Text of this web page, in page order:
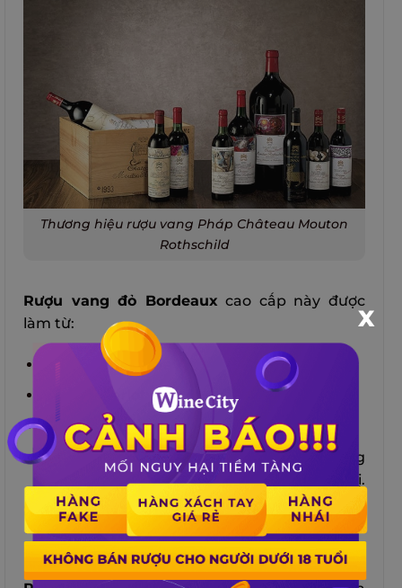
Thương hiệu rượu vang Pháp Château Mouton
Rothschild
Rượu vang đỏ Bordeaux cao cấp này được
làm từ:
80 – 90% Cabernet Sauvignon;
8 – 20% Merlot;
0 – 3% Cabernet Franc và Petit Verdot;
Ấn tương với hương thơm của quả mọng
đen, hoa violet, gỗ sồi, thuốc lá và gia vị.
Rượu có cấu trúc mạnh mẽ, tannin cao và
hậu vị dài.
Rượu vang ngon thứ hai của Château là
X